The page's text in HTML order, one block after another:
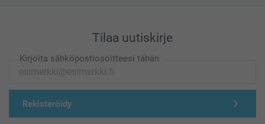
Tilaa uutiskirje
Kirjoita sähköpostiosoitteesi tähän
Rekisteröidy